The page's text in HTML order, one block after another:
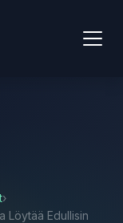
›
Löytää Edullisin